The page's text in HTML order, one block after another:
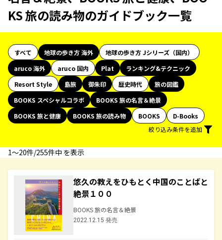
KS 旅の読み物のガイドブック一覧
すべて 地球の歩き方 海外
地球の歩き方 Jシリーズ（国内）
aruco 海外
aruco 国内 Plat
ランキング&テクニック
Resort Style
島旅 御朱印 歴史時代
旅の図鑑
BOOKS スペシャルコラボ
BOOKS 旅の名言＆絶景
BOOKS 旅と健康
BOOKS 旅の読み物 BOOKS
D-Books
絞り込み条件を追加
1〜20件/255件中 を表示
悠久の教えをひもとく中国のことばと
絶景１００
BOOKS 旅の名言＆絶景
2022.12.15 発売